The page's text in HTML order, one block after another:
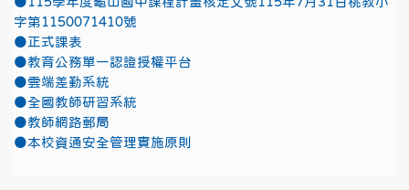
字第1150071410號
●正式課表
●教育公務單一認證授權平台
●雲端差勤系統
●全國教師研習系統
●教師網路郵局
●本校資通安全管理實施原則